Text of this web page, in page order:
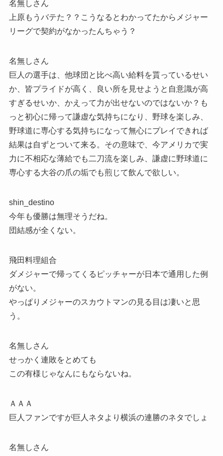
名無しさん
上原もうバテた？？こうなるとわかってたからメジャー
リーグで契約がなかったんちゃう？
名無しさん
巨人の選手は、他球団と比べ高い給料を貰っているせい
か、皆プライドが高く、良い所を見せようと自意識が高
すぎるせいか、かえって力が出せないのではないか？も
っと初心に帰って謙虚な気持ちになり、野球を楽しみ、
野球道に専心する気持ちになって無心にプレイできれば
結果は自ずとついて来る。その意味で、今アメリカで実
力に不相応な薄給でも二刀流を楽しみ、謙虚に野球道に
専心する大谷の爪の垢でも煎じて飲んで欲しい。
shin_destino
今年も優勝は無理そうだね。
団結感が全くない。
飛田料理組合
ダメジャーで帰ってくるピッチャーが日本で通用した例
がない。
やっぱりメジャーのスカウトマンの見る目は凄いと思
う。
名無しさん
せっかく連敗をとめても
この有様じゃなんにもならないね。
ＡＡＡ
巨人ファンですが巨人ネタより横浜の連勝のネタでしょ
名無しさん